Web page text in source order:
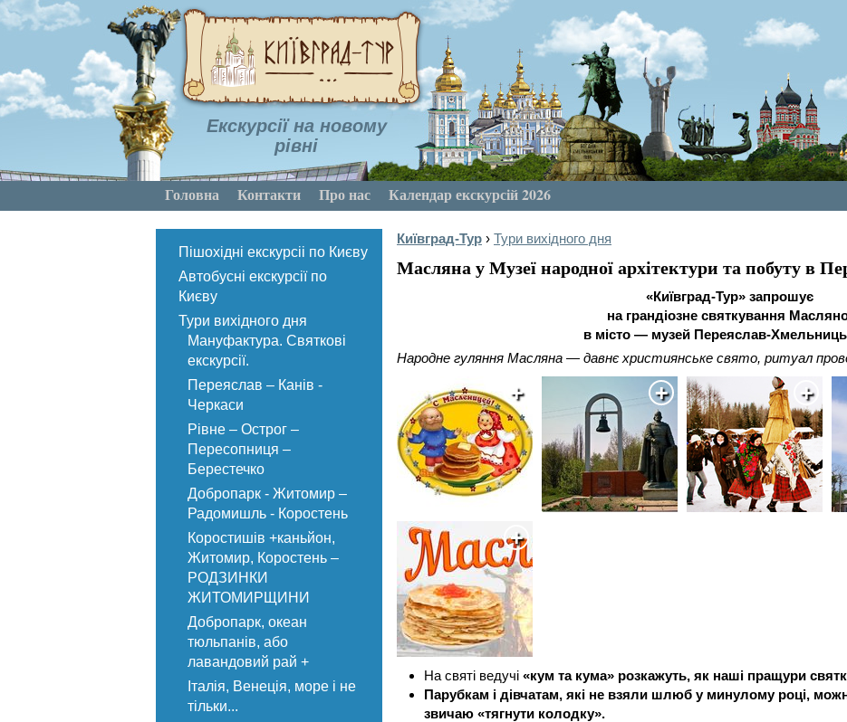
Екскурсії на новому
рівні
Головна Контакти Про нас Календар екскурсій 2026
Пішохідні екскурсіі по Києву
Автобусні екскурсії по
Києву
Тури вихідного дня
Мануфактура. Святкові
екскурсії.
Переяслав – Канів -
Черкаси
Рівне – Острог –
Пересопниця –
Берестечко
Добропарк - Житомир –
Радомишль - Коростень
Коростишів +каньйон,
Житомир, Коростень –
РОДЗИНКИ
ЖИТОМИРЩИНИ
Добропарк, океан
тюльпанів, або
лавандовий рай +
Італія, Венеція, море і не
тільки...
Київград-Тур › Тури вихідного дня
Масляна у Музеї народної архітектури та побуту в
«Київград-Тур» запрошує
на грандіозне святкування
в місто — музей Переяслав-
Народне гуляння Масляна — давнє християнське свято, ритуал
На святі ведучі «кум та кума» розкажуть, як наші пращури
Парубкам і дівчатам, які не взяли шлюб у минулому році,
звичаю «тягнути колодку».